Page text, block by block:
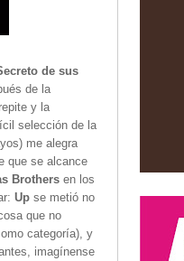
de sus
de la
y la
selección de la
me alegra
que se alcance
Brothers en los
Up se metió no
que no
categoría), y
imagínense